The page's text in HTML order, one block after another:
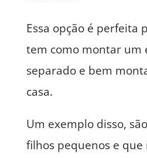
Essa opção é perfeita
tem como montar um
separado e bem
casa.
Um exemplo disso,
filhos pequenos e que